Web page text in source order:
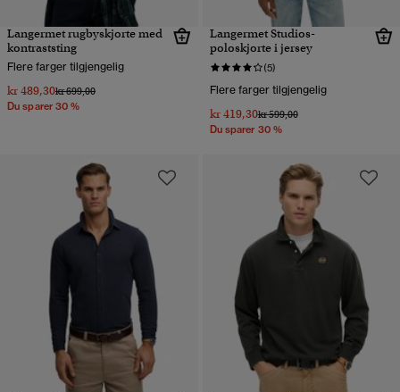
Langermet rugbyskjorte med
kontraststing
Flere farger tilgjengelig
kr 489,30Pris nedsatt fra
kr 699,00til
Du sparer 30 %
Langermet Studios-
poloskjorte i jersey
(5)
Flere farger tilgjengelig
kr 419,30Pris nedsatt fra
kr 599,00til
Du sparer 30 %